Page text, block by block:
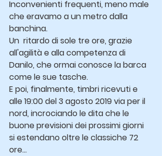
Inconvenienti frequenti, meno male
che eravamo a un metro dalla
banchina.
Un  ritardo di sole tre ore, grazie
all'agilità e alla competenza di
Danilo, che ormai conosce la barca
come le sue tasche.
E poi, finalmente, timbri ricevuti e
alle 19:00 del 3 agosto 2019 via per il
nord, incrociando le dita che le
buone previsioni dei prossimi giorni
si estendano oltre le classiche 72
ore...